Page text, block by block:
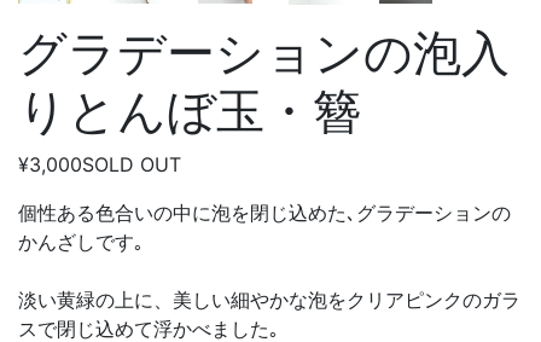
グラデーションの泡入
りとんぼ玉・簪
¥3,000SOLD OUT
個性ある色合いの中に泡を閉じ込めた､グラデーションの
かんざしです｡
淡い黄緑の上に、美しい細やかな泡をクリアピンクのガラ
スで閉じ込めて浮かべました｡